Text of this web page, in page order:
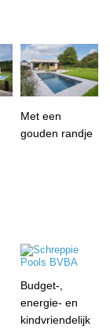
Met een
gouden randje
Budget-,
energie- en
kindvriendelijk